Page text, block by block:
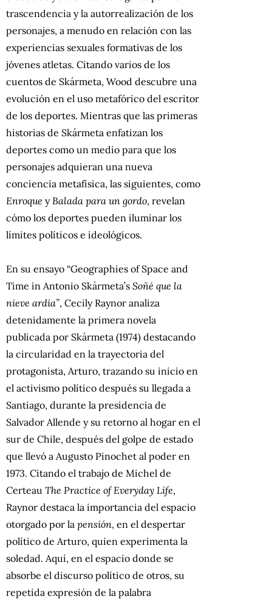
trascendencia y la autorrealización de los
personajes, a menudo en relación con las
experiencias sexuales formativas de los
jóvenes atletas. Citando varios de los
cuentos de Skármeta, Wood descubre una
evolución en el uso metafórico del escritor
de los deportes. Mientras que las primeras
historias de Skármeta enfatizan los
deportes como un medio para que los
personajes adquieran una nueva
conciencia metafísica, las siguientes, como
Enroque y Balada para un gordo, revelan
cómo los deportes pueden iluminar los
límites políticos e ideológicos.
En su ensayo “Geographies of Space and
Time in Antonio Skármeta’s Soñé que la
nieve ardía”, Cecily Raynor analiza
detenidamente la primera novela
publicada por Skármeta (1974) destacando
la circularidad en la trayectoria del
protagonista, Arturo, trazando su inicio en
el activismo político después su llegada a
Santiago, durante la presidencia de
Salvador Allende y su retorno al hogar en el
sur de Chile, después del golpe de estado
que llevó a Augusto Pinochet al poder en
1973. Citando el trabajo de Michel de
Certeau The Practice of Everyday Life,
Raynor destaca la importancia del espacio
otorgado por la pensión, en el despertar
político de Arturo, quien experimenta la
soledad. Aquí, en el espacio donde se
absorbe el discurso político de otros, su
repetida expresión de la palabra